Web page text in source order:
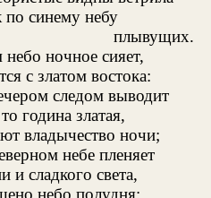
по синему небу
плывущих.
ночное сияет,
с златом востока:
следом выводит
година златая,
владычество ночи;
небе пленяет
и сладкого света,
небо полудня;